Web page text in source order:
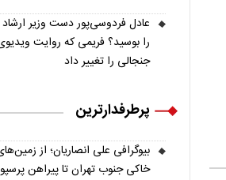
عادل فردوسی‌پور دست وزیر ارشاد
را بوسید؟ فریمی که روایت
جنجالی را تغییر داد
پرطرفدارترین
بیوگرافی علی انصاریان؛ از
خاکی جنوب تهران تا پیراهن